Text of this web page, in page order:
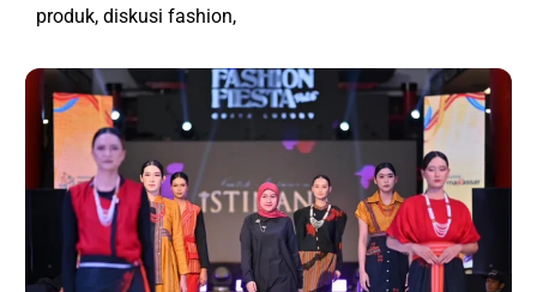
produk, diskusi fashion,